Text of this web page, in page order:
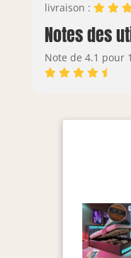
livraison :
Notes des
Note de 4.1 pour